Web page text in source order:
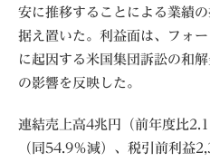
安に推移することによる業績
据え置いた。利益面は、フォ
に起因する米国集団訴訟の和
の影響を反映した。
連結売上高4兆円（前年度比
（同54.9％減）、税引前利益